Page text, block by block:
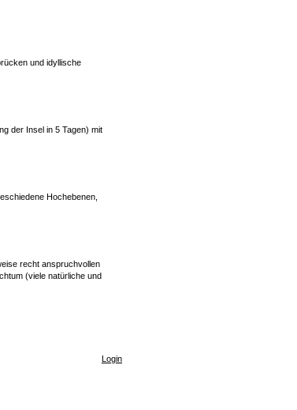
und idyllische
der Insel in 5 Tagen) mit
Hochebenen,
recht anspruchvollen
(viele natürliche und
Login